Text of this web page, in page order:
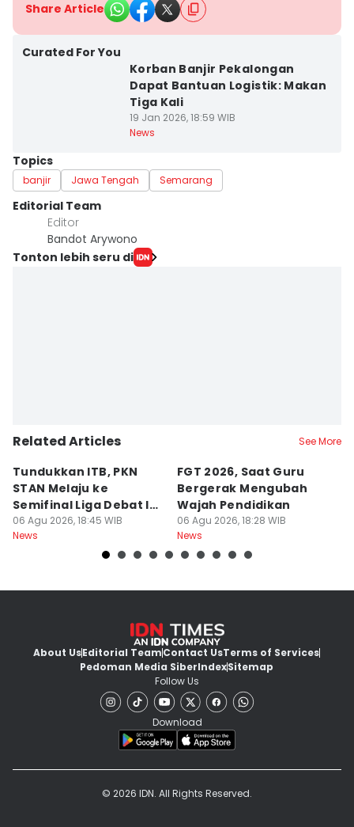
Share Article
Curated For You
Korban Banjir Pekalongan
Dapat Bantuan Logistik: Makan
Tiga Kali
19 Jan 2026, 18:59 WIB
News
Topics
banjir Jawa Tengah Semarang
Editorial Team
Editor
Bandot Arywono
Tonton lebih seru di
Related Articles See More
Tundukkan ITB, PKN
STAN Melaju ke
Semifinal Liga Debat IDN
Times 2026
06 Agu 2026, 18:45 WIB
News
FGT 2026, Saat Guru
Bergerak Mengubah
Wajah Pendidikan
06 Agu 2026, 18:28 WIB
News
About UsEditorial TeamContact UsTerms of Services
Pedoman Media SiberIndexSitemap
Follow Us
Download
© 2026 IDN. All Rights Reserved.